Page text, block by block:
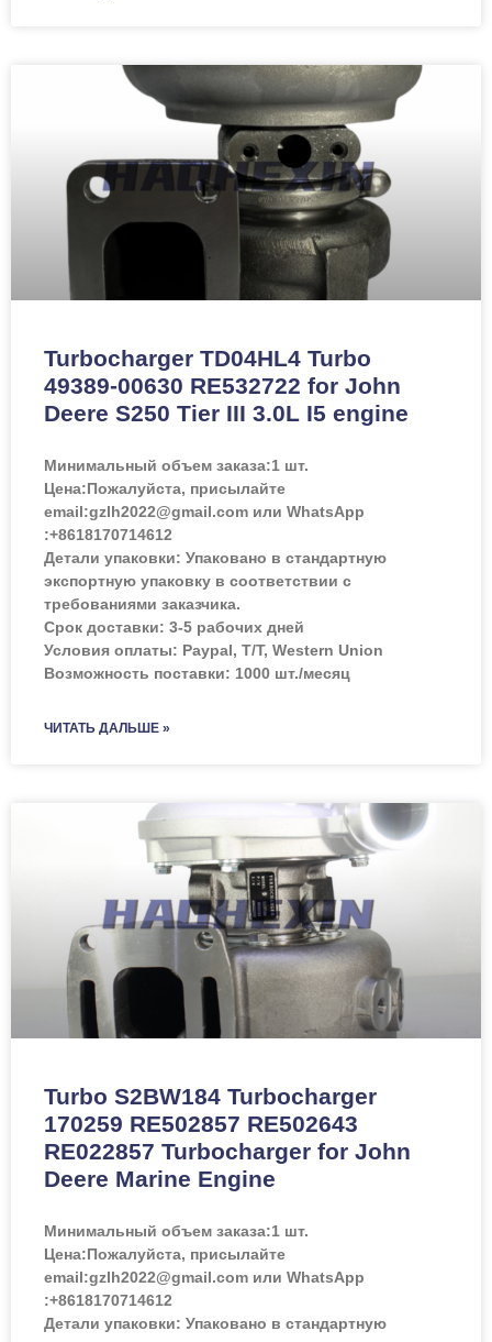
Turbocharger TD04HL4 Turbo
49389-00630 RE532722 for John
Deere S250 Tier III 3.0L I5 engine
Минимальный объем заказа:1 шт.
Цена:Пожалуйста, присылайте
email:gzlh2022@gmail.com или WhatsApp
:+8618170714612
Детали упаковки: Упаковано в стандартную
экспортную упаковку в соответствии с
требованиями заказчика.
Срок доставки: 3-5 рабочих дней
Условия оплаты: Paypal, T/T, Western Union
Возможность поставки: 1000 шт./месяц
ЧИТАТЬ ДАЛЬШЕ »
Turbo S2BW184 Turbocharger
170259 RE502857 RE502643
RE022857 Turbocharger for John
Deere Marine Engine
Минимальный объем заказа:1 шт.
Цена:Пожалуйста, присылайте
email:gzlh2022@gmail.com или WhatsApp
:+8618170714612
Детали упаковки: Упаковано в стандартную